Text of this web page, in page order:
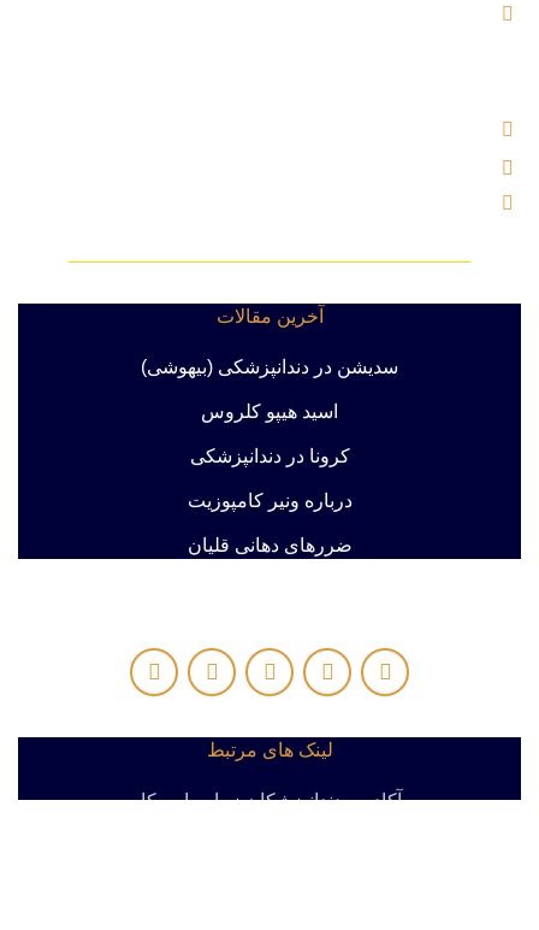
آخرین مقالات
سدیشن در دندانپزشکی (بیهوشی)
اسید هیپو کلروس
کرونا در دندانپزشکی
درباره ونیر کامپوزیت
ضررهای دهانی قلیان
لینک های مرتبط
آکادمی دندانپزشکان زیبایی امریکا